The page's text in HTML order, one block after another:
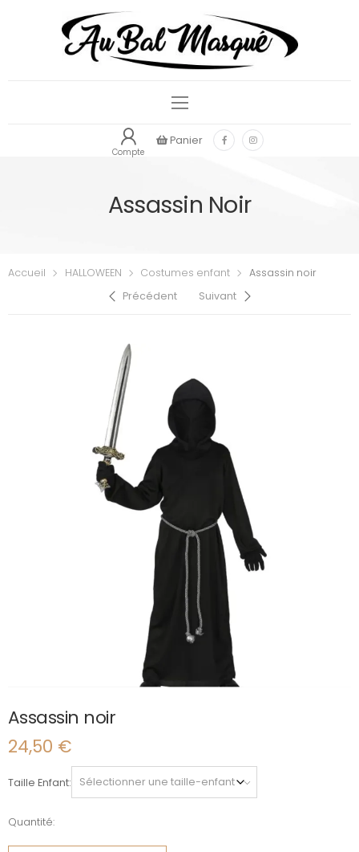
Compte
Panier
Assassin Noir
Accueil HALLOWEEN Costumes enfant
Assassin noir
Précédent
Suivant
Assassin noir
24,50 €
Taille Enfant
Quantité:
quantité